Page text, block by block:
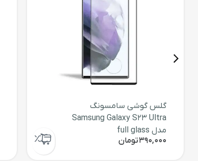
گلس گوشی سامسونگ
Samsung Galaxy S23 Ultra
مدل full glass
390,000تومان